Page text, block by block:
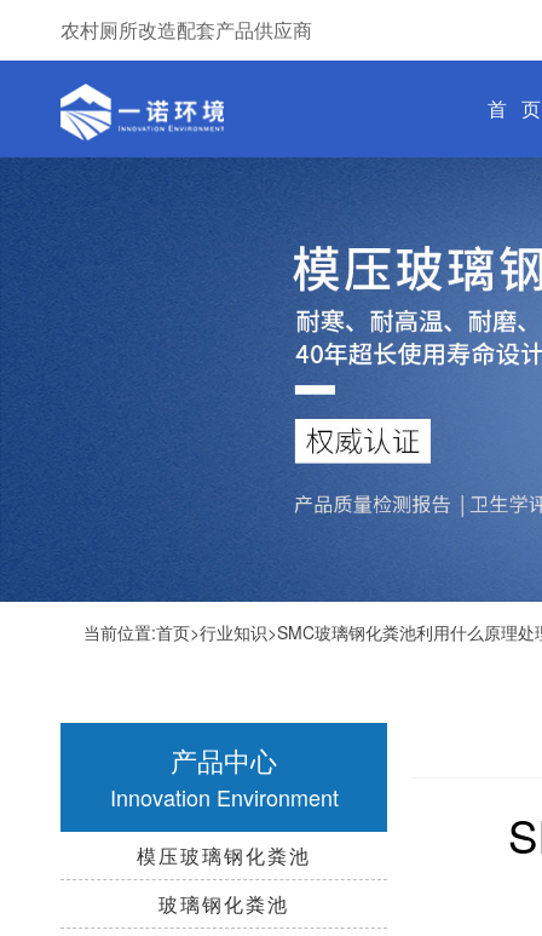
农村厕所改造配套产品供应商
首 页
当前位置:首页>行业知识>SMC玻璃钢化粪池利用什么原理处
产品中心
Innovation Environment
模压玻璃钢化粪池
玻璃钢化粪池